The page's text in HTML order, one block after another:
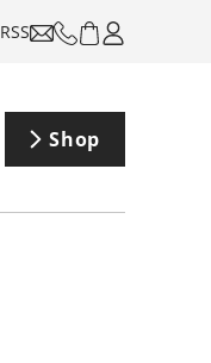
RSS
Shop